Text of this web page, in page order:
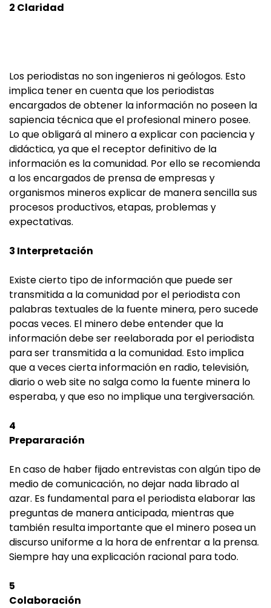
2 Claridad
Los periodistas no son ingenieros ni geólogos. Esto
implica tener en cuenta que los periodistas
encargados de obtener la información no poseen la
sapiencia técnica que el profesional minero posee.
Lo que obligará al minero a explicar con paciencia y
didáctica, ya que el receptor definitivo de la
información es la comunidad. Por ello se recomienda
a los encargados de prensa de empresas y
organismos mineros explicar de manera sencilla sus
procesos productivos, etapas, problemas y
expectativas.
3 Interpretación
Existe cierto tipo de información que puede ser
transmitida a la comunidad por el periodista con
palabras textuales de la fuente minera, pero sucede
pocas veces. El minero debe entender que la
información debe ser reelaborada por el periodista
para ser transmitida a la comunidad. Esto implica
que a veces cierta información en radio, televisión,
diario o web site no salga como la fuente minera lo
esperaba, y que eso no implique una tergiversación.
4
Prepararación
En caso de haber fijado entrevistas con algún tipo de
medio de comunicación, no dejar nada librado al
azar. Es fundamental para el periodista elaborar las
preguntas de manera anticipada, mientras que
también resulta importante que el minero posea un
discurso uniforme a la hora de enfrentar a la prensa.
Siempre hay una explicación racional para todo.
5
Colaboración